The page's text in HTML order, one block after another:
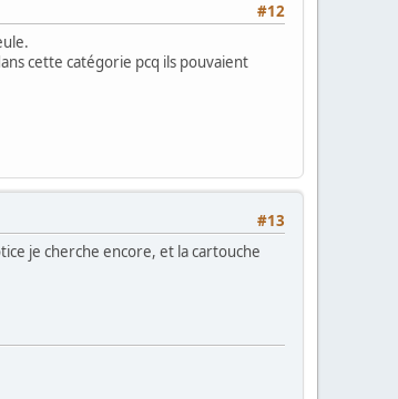
#12
cette catégorie pcq ils pouvaient
#13
je cherche encore, et la cartouche